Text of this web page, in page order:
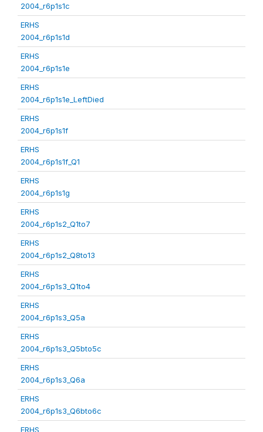
2004_r6p1s1c
ERHS
2004_r6p1s1d
ERHS
2004_r6p1s1e
ERHS
2004_r6p1s1e_LeftDied
ERHS
2004_r6p1s1f
ERHS
2004_r6p1s1f_Q1
ERHS
2004_r6p1s1g
ERHS
2004_r6p1s2_Q1to7
ERHS
2004_r6p1s2_Q8to13
ERHS
2004_r6p1s3_Q1to4
ERHS
2004_r6p1s3_Q5a
ERHS
2004_r6p1s3_Q5bto5c
ERHS
2004_r6p1s3_Q6a
ERHS
2004_r6p1s3_Q6bto6c
ERHS